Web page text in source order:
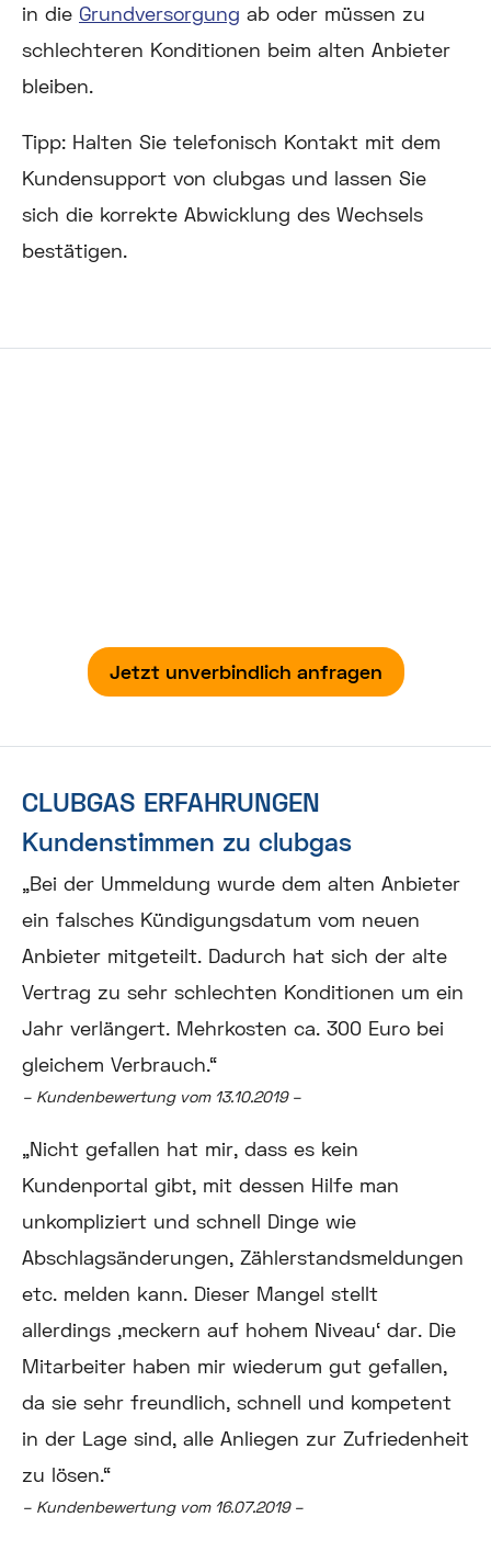
in die Grundversorgung ab oder müssen zu
schlechteren Konditionen beim alten Anbieter
bleiben.
Tipp: Halten Sie telefonisch Kontakt mit dem
Kundensupport von clubgas und lassen Sie
sich die korrekte Abwicklung des Wechsels
bestätigen.
Jetzt unverbindlich anfragen
CLUBGAS ERFAHRUNGEN
Kundenstimmen zu clubgas
„Bei der Ummeldung wurde dem alten Anbieter
ein falsches Kündigungsdatum vom neuen
Anbieter mitgeteilt. Dadurch hat sich der alte
Vertrag zu sehr schlechten Konditionen um ein
Jahr verlängert. Mehrkosten ca. 300 Euro bei
gleichem Verbrauch.“
– Kundenbewertung vom 13.10.2019 –
„Nicht gefallen hat mir, dass es kein
Kundenportal gibt, mit dessen Hilfe man
unkompliziert und schnell Dinge wie
Abschlagsänderungen, Zählerstandsmeldungen
etc. melden kann. Dieser Mangel stellt
allerdings ‚meckern auf hohem Niveau‘ dar. Die
Mitarbeiter haben mir wiederum gut gefallen,
da sie sehr freundlich, schnell und kompetent
in der Lage sind, alle Anliegen zur Zufriedenheit
zu lösen.“
– Kundenbewertung vom 16.07.2019 –